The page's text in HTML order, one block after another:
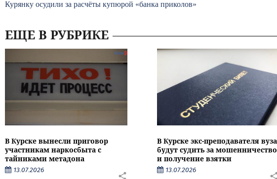
Курянку осудили за расчёты купюрой «банка приколов»
ЕЩЕ В РУБРИКЕ
В Курске вынесли приговор
участникам наркосбыта с
тайниками метадона
13.07.2026
В Курске экс-преподавателя вуза
будут судить за мошенничество
и получение взятки
13.07.2026